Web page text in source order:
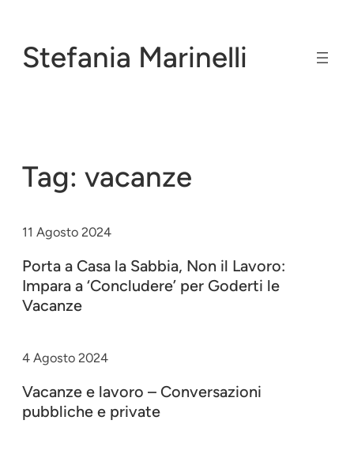
contenuto
Stefania Marinelli
Tag: vacanze
11 Agosto 2024
Porta a Casa la Sabbia, Non il Lavoro:
Impara a ‘Concludere’ per Goderti le
Vacanze
4 Agosto 2024
Vacanze e lavoro – Conversazioni
pubbliche e private